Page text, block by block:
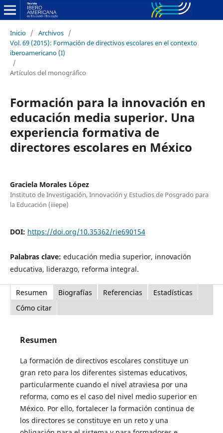
Inicio / Archivos /
Vol. 69 (2015): Formación de directivos escolares en el contexto
iberoamericano (I)
/
Artículos del monográfico
Formación para la innovación en
educación media superior. Una
experiencia formativa de
directores escolares en México
Graciela Morales López
Instituto de Investigación, Innovación y Estudios de Posgrado para
la Educación (iiiepe)
DOI: https://doi.org/10.35362/rie690154
Palabras clave: educación media superior, innovación
educativa, liderazgo, reforma integral.
Resumen Biografías Referencias
Estadísticas
Cómo citar
Resumen
La formación de directivos escolares constituye un
gran reto para los diferentes sistemas educativos,
particularmente cuando el nivel atraviesa por una
reforma, como es el caso del nivel medio superior en
México. Por ello, fortalecer la formación continua de
los directores se constituye en un reto y una